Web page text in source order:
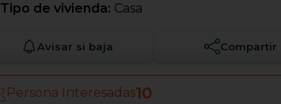
Tipo de vivienda: Casa
Avisar si baja Compartir
Persona Interesadas10